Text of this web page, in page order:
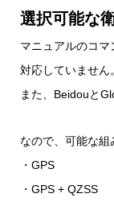
選択可能な
マニュアルのコ
対応していません。
また、Beidouと
なので、可能な組
・GPS
・GPS + QZSS